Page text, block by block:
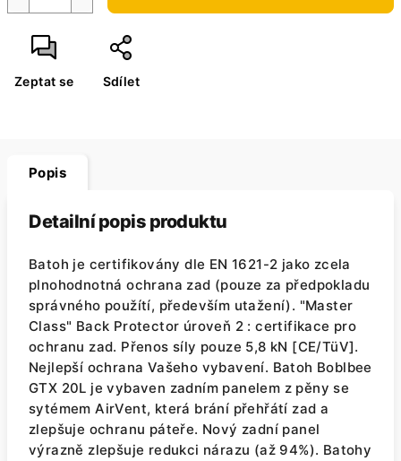
Zeptat se Sdílet
Popis
Detailní popis produktu
Batoh je certifikovány dle EN 1621-2 jako zcela
plnohodnotná ochrana zad (pouze za předpokladu
správného použítí, především utažení). "Master
Class" Back Protector úroveň 2 : certifikace pro
ochranu zad. Přenos síly pouze 5,8 kN [CE/TüV].
Nejlepší ochrana Vašeho vybavení. Batoh Boblbee
GTX 20L je vybaven zadním panelem z pěny se
sytémem AirVent, která brání přehřátí zad a
zlepšuje ochranu páteře. Nový zadní panel
výrazně zlepšuje redukci nárazu (až 94%). Batohy